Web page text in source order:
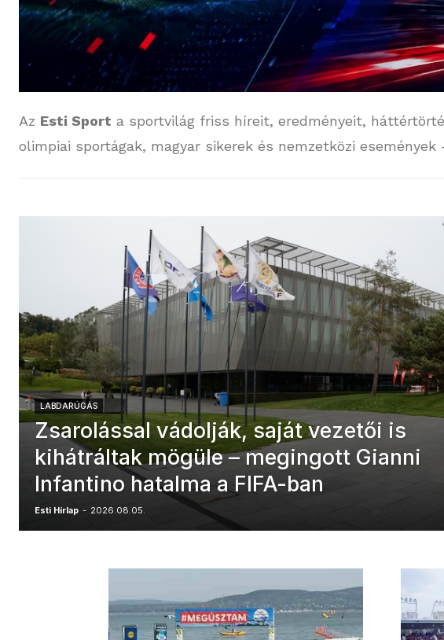
Az Esti Sport a sportvilág friss híreit, eredményeit,
olimpiai sportágak, magyar sikerek és nemzetközi
LABDARÚGÁS
Zsarolással vádolják, saját vezetői is
kihátráltak mögüle – megingott Gianni
Infantino hatalma a FIFA-ban
Esti Hírlap - 2026.08.05.